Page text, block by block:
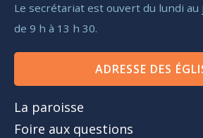
Le secrétariat est ouvert du lundi au
de 9 h à 13 h 30.
ADRESSE DES
La paroisse
Foire aux questions